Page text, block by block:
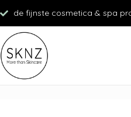
de fijnste cosmetica & spa